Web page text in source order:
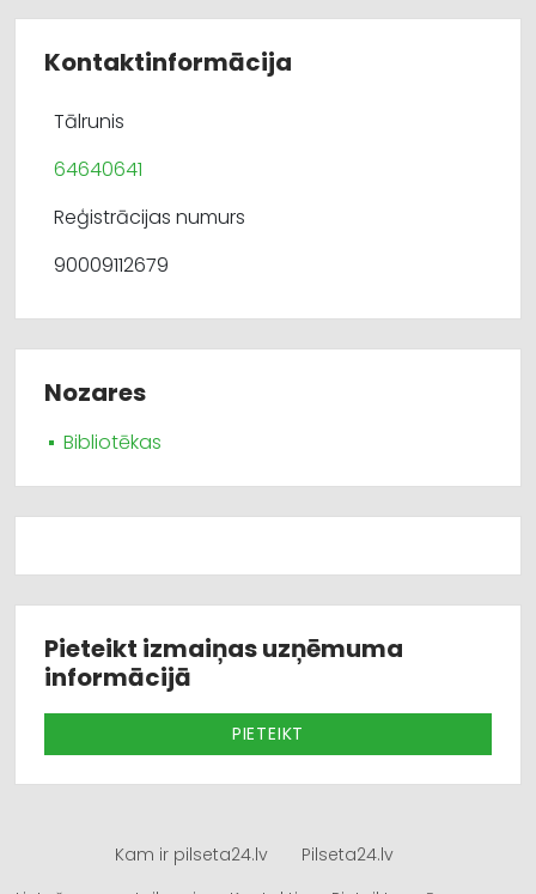
Kontaktinformācija
Tālrunis
64640641
Reģistrācijas numurs
90009112679
Nozares
Bibliotēkas
Pieteikt izmaiņas uzņēmuma
informācijā
PIETEIKT
Kam ir pilseta24.lv
Pilseta24.lv